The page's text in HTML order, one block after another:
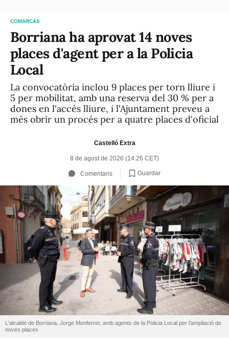
COMARCAS
Borriana ha aprovat 14 noves
places d'agent per a la Policia
Local
La convocatòria inclou 9 places per torn lliure i
5 per mobilitat, amb una reserva del 30 % per a
dones en l'accés lliure, i l'Ajuntament preveu a
més obrir un procés per a quatre places d'oficial
Castelló Extra
8 de agost de 2026 (14:26 CET)
Comentaris Guardar
L'alcalde de Borriana, Jorge Monferrer, amb agents de la Policia Local per l'ampliació de
noves places